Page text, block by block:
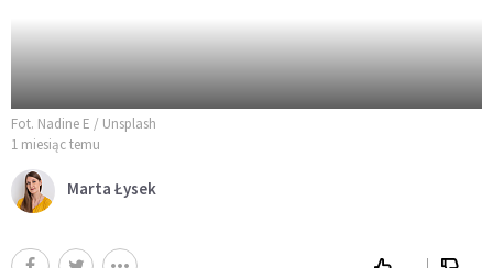
Fot. Nadine E / Unsplash
1 miesiąc temu
Marta Łysek